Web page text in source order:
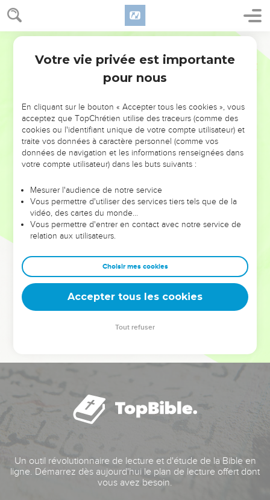
NE MANQUEZ PAS L’ÉVÉNEMENT
DE L’ANNÉE !
ET SI LEURS ERREURS POUVAIENT VOUS ÉVITER LES
VOTRES ?
leur foi ou leur vision. Mais on voit moins les doutes, les erreurs
et les saisons difficiles qu'ils ont traversés, alors même que ce
sont elles qui les ont façonnés.
Dans cette conférence, leaders, entrepreneurs, et responsables
clés pour avancer avec plus de sagesse afin que leurs erreurs
deviennent vos tremplins. Que vous guidiez un ministère, une
équipe, un groupe ou une famille, leur expérience est faite
Un outil révolutionnaire de lecture et d'étude de la Bible en
ligne. Démarrez dès aujourd'hui le plan de lecture offert dont
vous avez besoin.
Votre vie privée est importante
pour nous
En cliquant sur le bouton « Accepter tous les cookies », vous
acceptez que TopChrétien utilise des traceurs (comme des
cookies ou l'identifiant unique de votre compte utilisateur) et
traite vos données à caractère personnel (comme vos
données de navigation et les informations renseignées dans
votre compte utilisateur) dans les buts suivants :
Mesurer l'audience de notre service
Vous permettre d'utiliser des services tiers tels que de la
vidéo, des cartes du monde…
Vous permettre d'entrer en contact avec notre service de
relation aux utilisateurs.
Choisir mes cookies
Accepter tous les cookies
Tout refuser